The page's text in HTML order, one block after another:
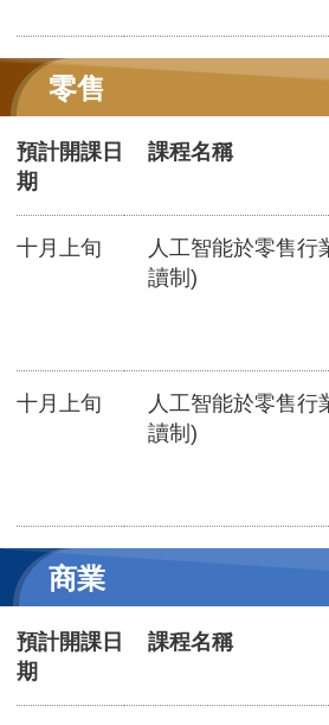
零售
預計開課日
期
課程名稱
十月上旬
人工智能於零售行
讀制)
十月上旬
人工智能於零售行
讀制)
商業
預計開課日
期
課程名稱